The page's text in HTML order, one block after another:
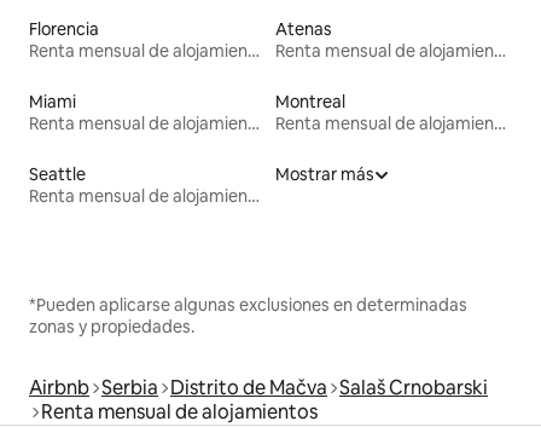
Florencia
Renta mensual de alojamientos
Atenas
Renta mensual de alojamientos
Miami
Renta mensual de alojamientos
Montreal
Renta mensual de alojamientos
Seattle
Renta mensual de alojamientos
Mostrar más
*Pueden aplicarse algunas exclusiones en determinadas
zonas y propiedades.
Airbnb Serbia Distrito de Mačva Salaš Crnobarski
Renta mensual de alojamientos